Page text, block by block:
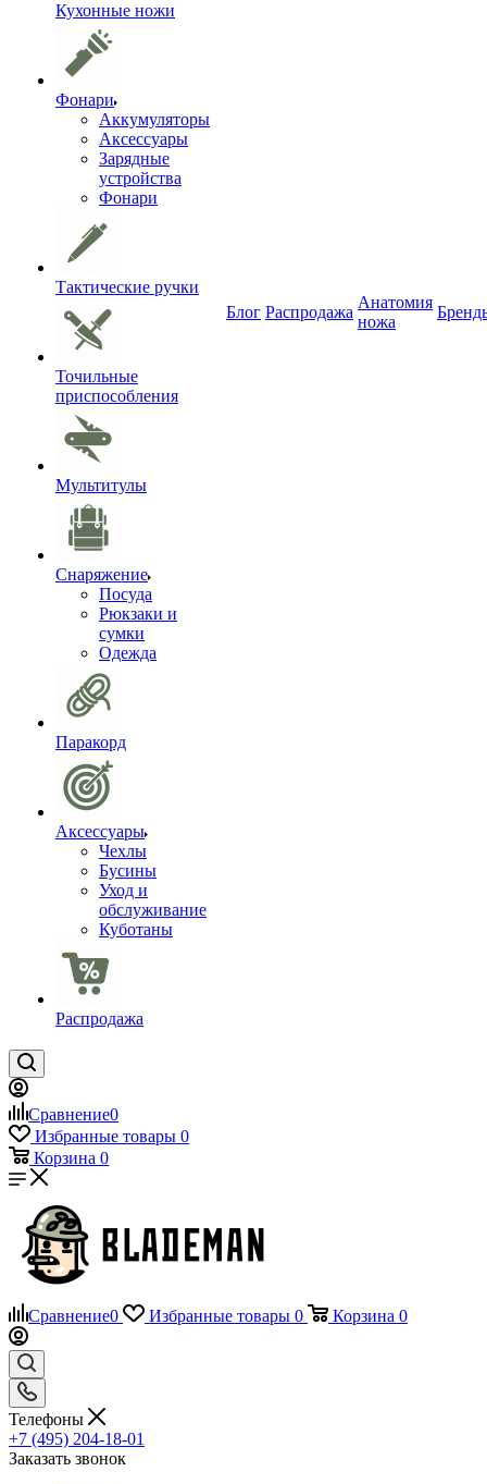
Кухонные ножи
Фонари
Аккумуляторы
Аксессуары
Зарядные
устройства
Фонари
Тактические ручки
Точильные
приспособления
Мультитулы
Снаряжение
Посуда
Рюкзаки и
сумки
Одежда
Паракорд
Аксессуары
Чехлы
Бусины
Уход и
обслуживание
Куботаны
Распродажа
Блог Распродажа
Анатомия
ножа
Сравнение0
Избранные товары 0
Корзина 0
Сравнение0 Избранные товары 0 Корзина 0
Телефоны
+7 (495) 204-18-01
Заказать звонок